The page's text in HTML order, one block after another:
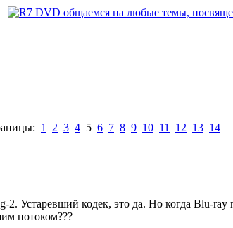
1 2 3 4 5 6 7 8 9 10 11 12 13 14
Устаревший кодек, это да. Но когда Blu-
потоком???